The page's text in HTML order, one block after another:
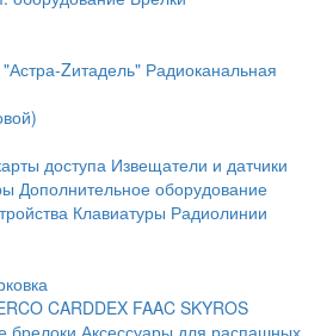
Zитадель" Радиоканальная
доступа Извещатели и датчики
Дополнительное оборудование
Клавиатуры Радиолинии
CARDDEX FAAC SKYROS